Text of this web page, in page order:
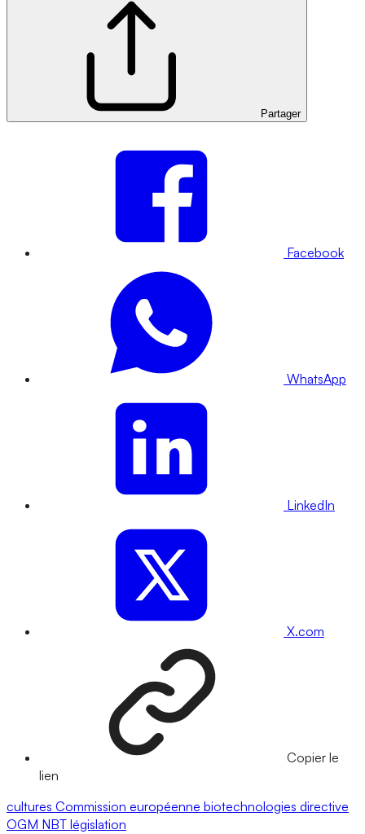
Partager
Facebook
WhatsApp
LinkedIn
X.com
Copier le
lien
cultures Commission européenne biotechnologies directive
OGM NBT législation